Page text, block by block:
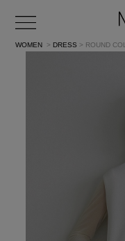
WOMEN > DRESS > ROUND